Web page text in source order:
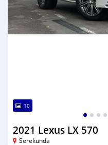
10
2021 Lexus LX 570
Serekunda